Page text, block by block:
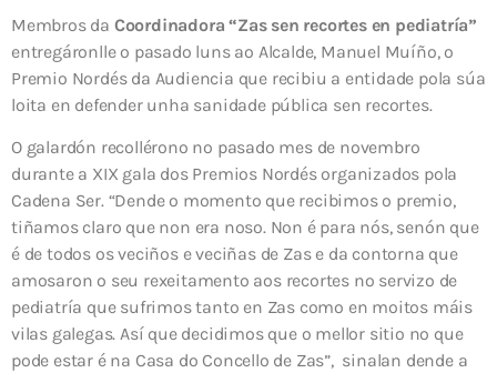
Membros da Coordinadora “Zas sen recortes en pediatría”
entregáronlle o pasado luns ao Alcalde, Manuel Muíño, o
Premio Nordés da Audiencia que recibiu a entidade pola súa
loita en defender unha sanidade pública sen recortes.
O galardón recollérono no pasado mes de novembro
durante a XIX gala dos Premios Nordés organizados pola
Cadena Ser. “Dende o momento que recibimos o premio,
tiñamos claro que non era noso. Non é para nós, senón que
é de todos os veciños e veciñas de Zas e da contorna que
amosaron o seu rexeitamento aos recortes no servizo de
pediatría que sufrimos tanto en Zas como en moitos máis
vilas galegas. Así que decidimos que o mellor sitio no que
pode estar é na Casa do Concello de Zas”, sinalan dende a